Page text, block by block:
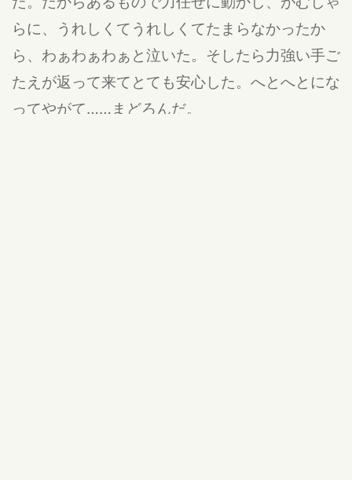
らに、うれしくてうれしくてたまらなかったか
ら、わぁわぁわぁと泣いた。そしたら力強い手ご
たえが返って来てとても安心した。へとへとにな
ってやがて……まどろんだ。